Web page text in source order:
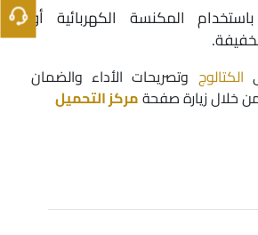
المكنسة الكهربائية أو
الكتالوج وتصريحات الأداء والضمان
خلال زيارة صفحةمركز التحميل